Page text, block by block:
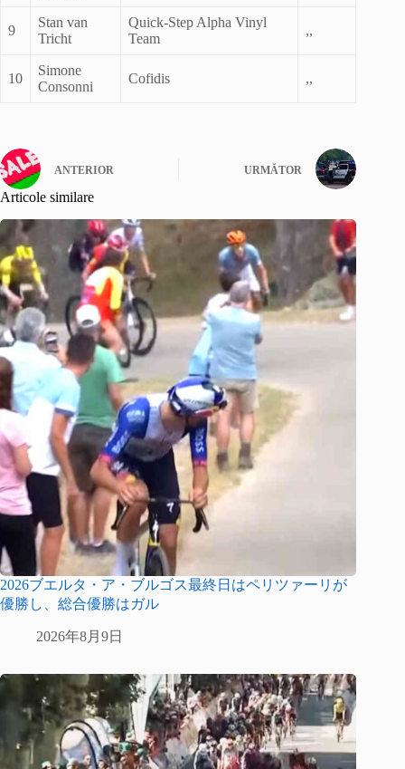
9
Stan van
Tricht
Quick-Step Alpha Vinyl
Team
,,
10
Simone
Consonni
Cofidis ,,
ANTERIOR URMĂTOR
Articole similare
2026ブエルタ・ア・ブルゴス最終日はペリツァーリが
優勝し、総合優勝はガル
2026年8月9日